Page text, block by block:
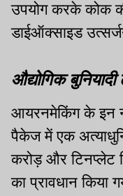
उपयोग करके कोक
डाईऑक्साइड
औद्योगिक
आयरनमेकिंग के इन
पैकेज में एक
करोड़ और टिनप्लेट
का प्रावधान किया